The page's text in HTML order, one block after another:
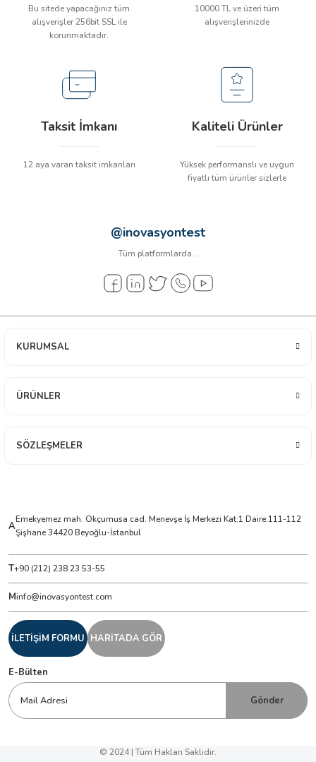
Bu sitede yapacağınız tüm
alışverişler 256bit SSL ile
korunmaktadır.
10000 TL ve üzeri tüm
alışverişlerinizde
Taksit İmkanı
12 aya varan taksit imkanları
Kaliteli Ürünler
Yüksek performanslı ve uygun
fiyatlı tüm ürünler sizlerle
@inovasyontest
Tüm platformlarda...
KURUMSAL
ÜRÜNLER
SÖZLEŞMELER
A
Emekyemez mah. Okçumusa cad. Menevşe İş Merkezi Kat:1 Daire:111-112
Şişhane 34420 Beyoğlu-İstanbul
T+90 (212) 238 23 53-55
Minfo@inovasyontest.com
İLETİŞİM FORMU HARİTADA GÖR
E-Bülten
Gönder
© 2024 | Tüm Hakları Saklıdır.